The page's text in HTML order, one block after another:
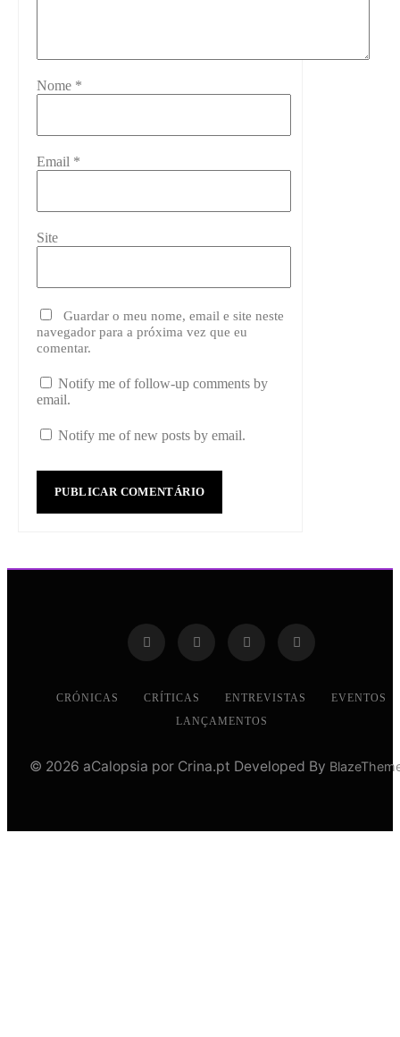
Nome *
Email *
Site
Guardar o meu nome, email e site neste
navegador para a próxima vez que eu
comentar.
Notify me of follow-up comments by
email.
Notify me of new posts by email.
CRÓNICAS CRÍTICAS ENTREVISTAS
EVENTOS
LANÇAMENTOS
© 2026 aCalopsia por Crina.pt Developed By